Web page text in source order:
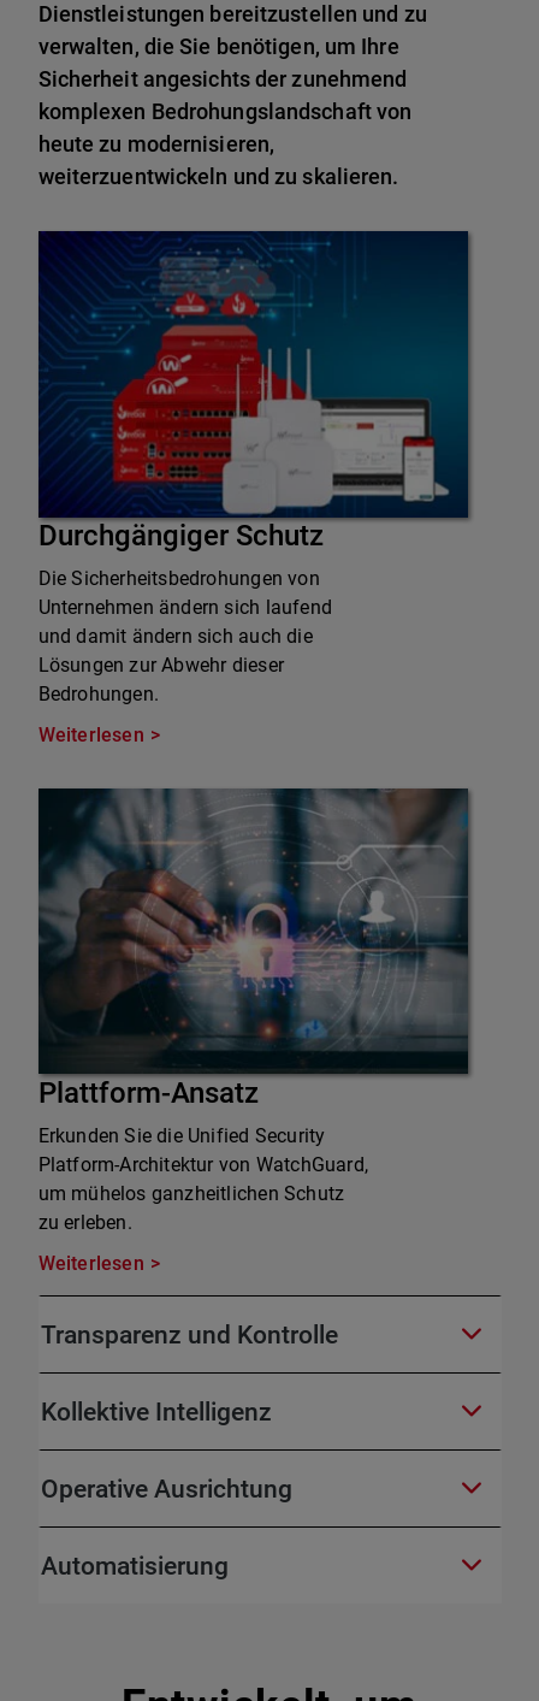
Dienstleistungen bereitzustellen und zu
verwalten, die Sie benötigen, um Ihre
Sicherheit angesichts der zunehmend
komplexen Bedrohungslandschaft von
heute zu modernisieren,
weiterzuentwickeln und zu skalieren.
Durchgängiger Schutz
Die Sicherheitsbedrohungen von
Unternehmen ändern sich laufend
und damit ändern sich auch die
Lösungen zur Abwehr dieser
Bedrohungen.
Weiterlesen
Plattform-Ansatz
Erkunden Sie die Unified Security
Platform-Architektur von WatchGuard,
um mühelos ganzheitlichen Schutz
zu erleben.
Weiterlesen
Transparenz und Kontrolle
Kollektive Intelligenz
Operative Ausrichtung
Automatisierung